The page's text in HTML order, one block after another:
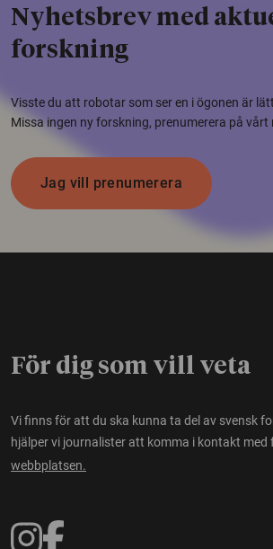
Nyhetsbrev med
forskning
Visste du att robotar som ser en i ögonen är
Missa ingen ny forskning, prenumerera på vårt
Jag vill prenumerera
För dig som vill veta
Vi finns för att du ska kunna ta del av svensk
hjälper vi journalister att komma i kontakt med
webbplatsen.